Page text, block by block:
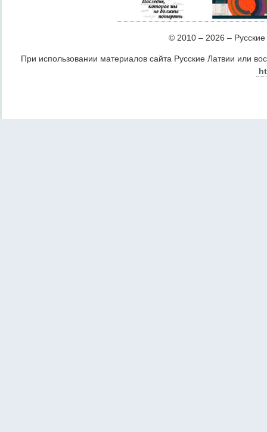
© 2010 – 2026 –
При использовании материалов сайта Русские Латвии или